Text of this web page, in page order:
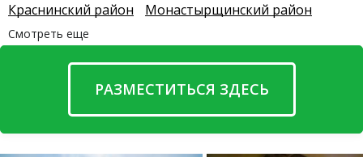
Краснинский район
Монастырщинский район
Смотреть еще
РАЗМЕСТИТЬСЯ ЗДЕСЬ